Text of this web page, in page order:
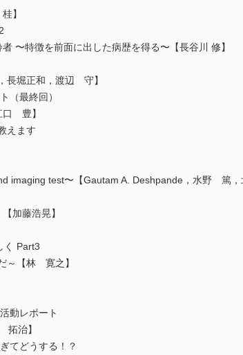
】
特徴を前面に出した病歴を得る〜【長谷川 修】
長堀正和，渡辺 守】
（最終回）
口 豊】
えます
imaging test〜【Gautam A. Deshpande，水野 篤，
加藤浩晃】
く Part3
～【林 寛之】
動レポート
治】
てどうする！？